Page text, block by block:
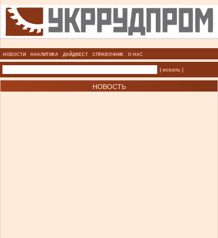
НОВОСТИ АНАЛИТИКА ДАЙДЖЕСТ СПРАВОЧНИК О НАС
| искать |
НОВОСТЬ